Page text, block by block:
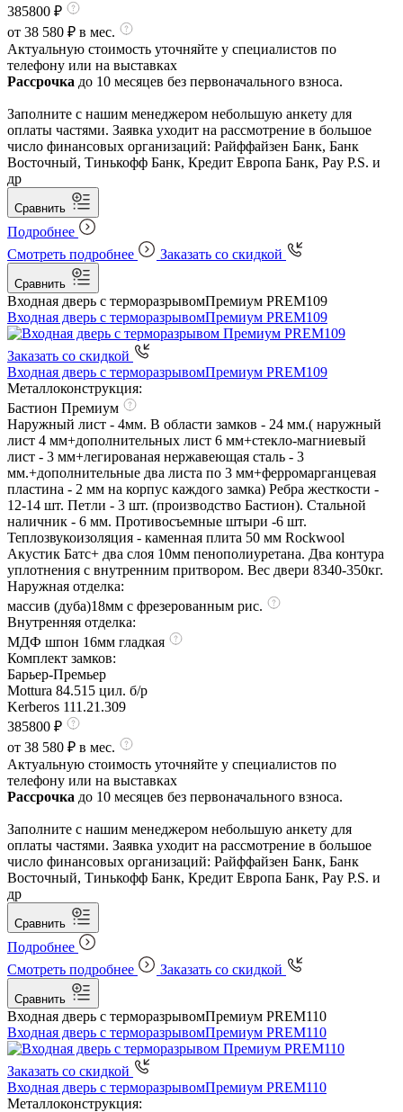
385800 ₽
от 38 580 ₽ в мес.
Актуальную стоимость уточняйте у специалистов по
телефону или на выставках
Рассрочка до 10 месяцев без первоначального взноса.
Заполните с нашим менеджером небольшую анкету для
оплаты частями. Заявка уходит на рассмотрение в большое
число финансовых организаций: Райффайзен Банк, Банк
Восточный, Тинькофф Банк, Кредит Европа Банк, Pay P.S. и
др
Сравнить
Подробнее
Смотреть подробнее
Заказать со скидкой
Сравнить
Входная дверь с терморазрывомПремиум PREM109
Входная дверь с терморазрывомПремиум PREM109
Заказать со скидкой
Входная дверь с терморазрывомПремиум PREM109
Металлоконструкция:
Бастион Премиум
Наружный лист - 4мм. В области замков - 24 мм.( наружный
лист 4 мм+дополнительных лист 6 мм+стекло-магниевый
лист - 3 мм+легированая нержавеющая сталь - 3
мм.+дополнительные два листа по 3 мм+ферромарганцевая
пластина - 2 мм на корпус каждого замка) Ребра жесткости -
12-14 шт. Петли - 3 шт. (производство Бастион). Стальной
наличник - 6 мм. Противосъемные штыри -6 шт.
Теплозвукоизоляция - каменная плита 50 мм Rockwool
Акустик Батс+ два слоя 10мм пенополиуретана. Два контура
уплотнения с внутренним притвором. Вес двери 8340-350кг.
Наружная отделка:
массив (дуба)18мм с фрезерованным рис.
Внутренняя отделка:
МДФ шпон 16мм гладкая
Комплект замков:
Барьер-Премьер
Mottura 84.515 цил. б/р
Kerberos 111.21.309
385800 ₽
от 38 580 ₽ в мес.
Актуальную стоимость уточняйте у специалистов по
телефону или на выставках
Рассрочка до 10 месяцев без первоначального взноса.
Заполните с нашим менеджером небольшую анкету для
оплаты частями. Заявка уходит на рассмотрение в большое
число финансовых организаций: Райффайзен Банк, Банк
Восточный, Тинькофф Банк, Кредит Европа Банк, Pay P.S. и
др
Сравнить
Подробнее
Смотреть подробнее
Заказать со скидкой
Сравнить
Входная дверь с терморазрывомПремиум PREM110
Входная дверь с терморазрывомПремиум PREM110
Заказать со скидкой
Входная дверь с терморазрывомПремиум PREM110
Металлоконструкция: